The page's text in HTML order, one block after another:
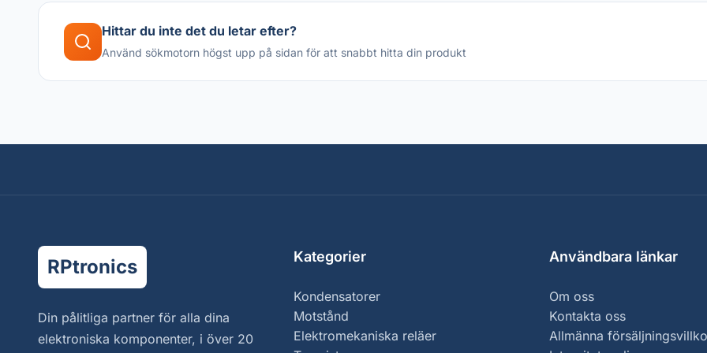
Hittar du inte det du letar efter?
Använd sökmotorn högst upp på sidan för att snabbt hitta din produkt
RPtronics
Din pålitliga partner för alla dina
elektroniska komponenter, i över 20
Kategorier
Kondensatorer
Motstånd
Elektromekaniska reläer
Användbara länkar
Om oss
Kontakta oss
Allmänna